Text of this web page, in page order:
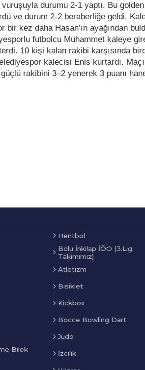
durumu 2-1 yaptı. Bu
ve durum 2-2 beraberliğe geldi.
kez daha Hasan’ın ayağından
futbolcu Muhammet kaleye
10 kişi kalan rakibi karşısında
kalecisi Enis kurtardı.
rakibini 3–2 yenerek 3 puanı
Hentbol
Bolu İnkilap İÖO (3.Lig
Takımımız)
Atletizm
Bisiklet
Kickbox
Bocce Bowling Dart
Judo
Bilek
İzcilik